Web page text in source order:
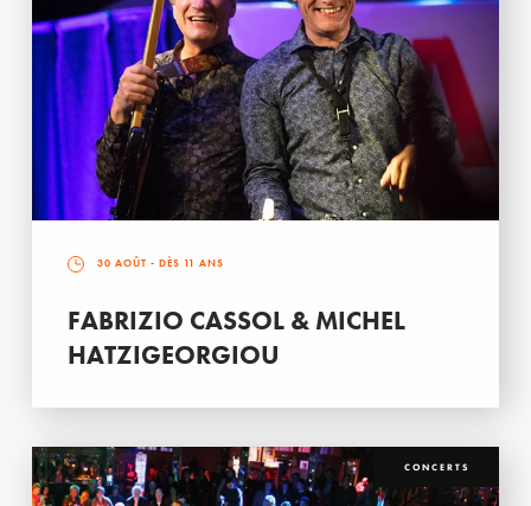
30 AOÛT - DÈS 11 ANS
FABRIZIO CASSOL & MICHEL
HATZIGEORGIOU
CONCERTS